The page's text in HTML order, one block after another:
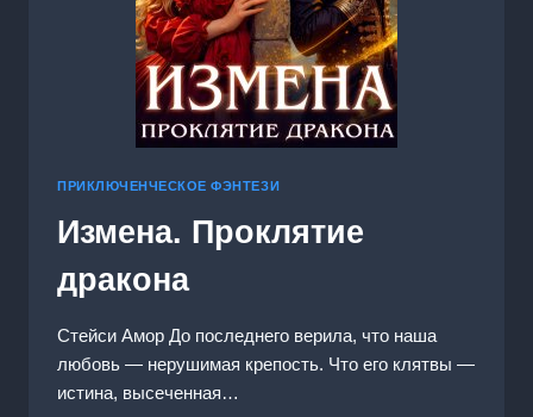
ПРИКЛЮЧЕНЧЕСКОЕ ФЭНТЕЗИ
Измена. Проклятие
дракона
Стейси Амор До последнего верила, что наша
любовь — нерушимая крепость. Что его клятвы —
истина, высеченная…